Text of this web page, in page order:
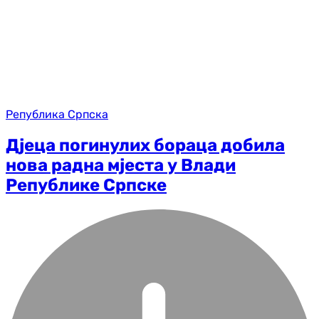
Република Српска
Дјеца погинулих бораца добила
нова радна мјеста у Влади
Републике Српске